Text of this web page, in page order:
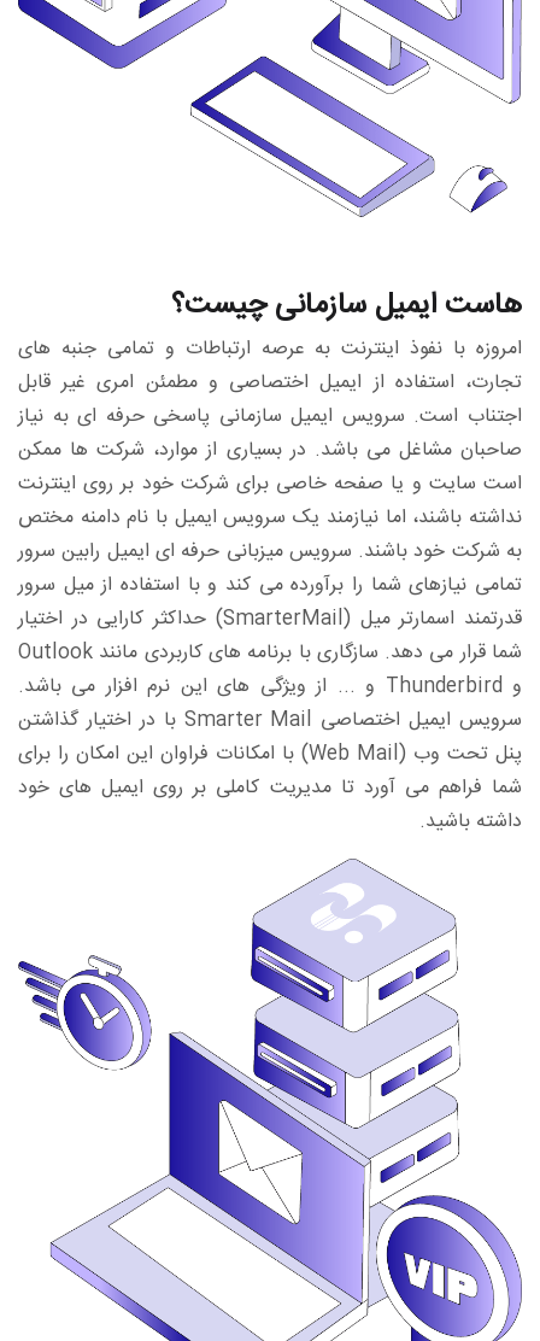
هاست ایمیل سازمانی چیست؟
امروزه با نفوذ اینترنت به عرصه ارتباطات و تمامی جنبه های
تجارت، استفاده از ایمیل اختصاصی و مطمئن امری غیر قابل
اجتناب است. سرویس ایمیل سازمانی پاسخی حرفه ای به نیاز
صاحبان مشاغل می باشد. در بسیاری از موارد، شرکت ها ممکن
است سایت و یا صفحه خاصی برای شرکت خود بر روی اینترنت
نداشته باشند، اما نیازمند یک سرویس ایمیل با نام دامنه مختص
به شرکت خود باشند. سرویس میزبانی حرفه ای ایمیل رابین سرور
تمامی نیازهای شما را برآورده می کند و با استفاده از میل سرور
قدرتمند اسمارتر میل (SmarterMail) حداکثر کارایی در اختیار
شما قرار می دهد. سازگاری با برنامه های کاربردی مانند Outlook
و Thunderbird و ... از ویژگی های این نرم افزار می باشد.
سرویس ایمیل اختصاصی Smarter Mail با در اختیار گذاشتن
پنل تحت وب (Web Mail) با امکانات فراوان این امکان را برای
شما فراهم می آورد تا مدیریت کاملی بر روی ایمیل های خود
داشته باشید.